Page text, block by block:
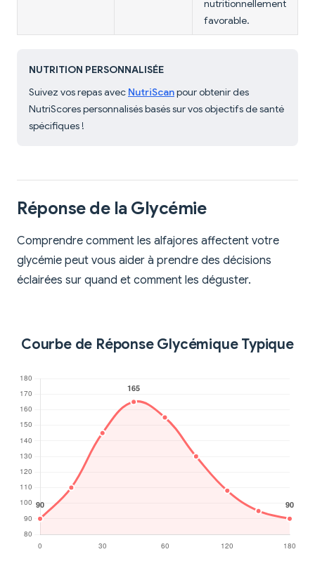
nutritionnellement
favorable.
NUTRITION PERSONNALISÉE
Suivez vos repas avec NutriScanpour obtenir des
NutriScores personnalisés basés sur vos objectifs de santé
spécifiques !
Réponse de la Glycémie
Comprendre comment les alfajores affectent votre
glycémie peut vous aider à prendre des décisions
éclairées sur quand et comment les déguster.
Courbe de Réponse Glycémique Typique